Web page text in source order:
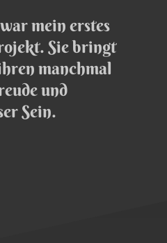
mein erstes
Sie bringt
manchmal
und
Sein.